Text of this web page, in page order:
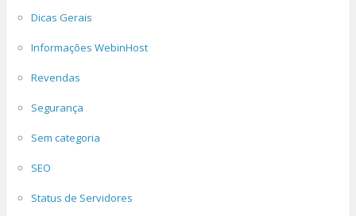
Dicas Gerais
Informações WebinHost
Revendas
Segurança
Sem categoria
SEO
Status de Servidores